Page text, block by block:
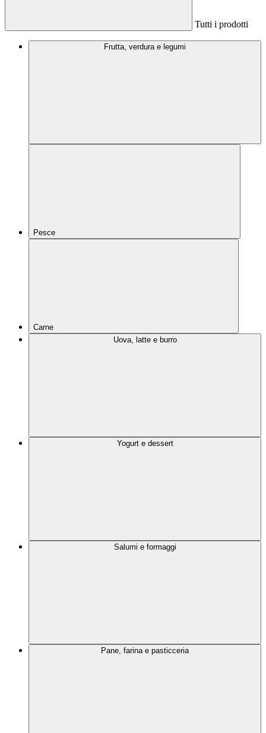
Tutti i prodotti
Frutta, verdura e legumi
Pesce
Carne
Uova, latte e burro
Yogurt e dessert
Salumi e formaggi
Pane, farina e pasticceria